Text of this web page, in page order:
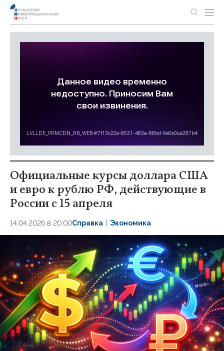
Официальные курсы доллара США
и евро к рублю РФ, действующие в
России с 15 апреля
14.04.2026 в 20:00Справка Экономика